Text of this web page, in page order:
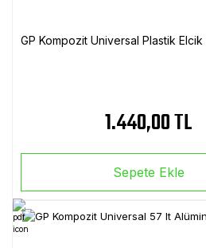
GP Kompozit Universal Plastik Elcik
1.440,00 TL
Sepete Ekle